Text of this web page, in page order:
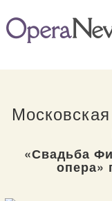
«Свадьба
опера»